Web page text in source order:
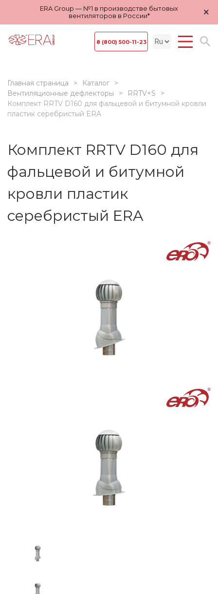
ERA Group — №1 в производстве бытовых
вентиляторов в России*
×
8 (800) 500-11-23
Главная страница
Каталог
Вентиляционные дефлекторы
RRTV+S
Комплект RRTV D160 для фальцевой и битумной кровли
пластик серебристый ERA
Комплект RRTV D160 для
фальцевой и битумной
кровли пластик
серебристый ERA